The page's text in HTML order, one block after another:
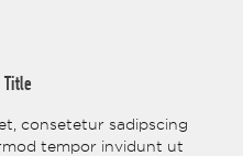
consetetur sadipscing
tempor invidunt ut